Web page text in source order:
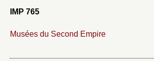
IMP 765
Musées du Second Empire